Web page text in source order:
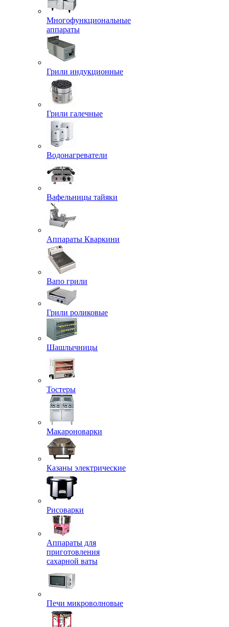
Многофункциональные
аппараты
Грили индукционные
Грили галечные
Водонагреватели
Вафельницы тайяки
Аппараты Кваркини
Вапо грили
Грили роликовые
Шашлычницы
Тостеры
Макароноварки
Казаны электрические
Рисоварки
Аппараты для
приготовления
сахарной ваты
Печи микроволновые